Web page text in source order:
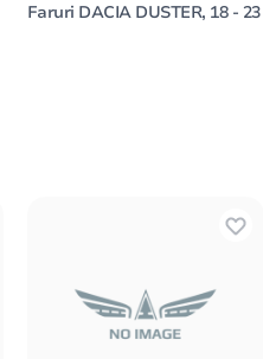
Faruri DACIA DUSTER, 18 - 23